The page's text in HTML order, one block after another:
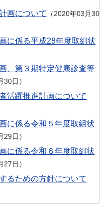
画について
2020年03月30
に係る平成28年度取組状
、第３期特定健康診査等
30日
活躍推進計画について
に係る令和５年度取組状
29日
に係る令和６年度取組状
27日
るための方針について